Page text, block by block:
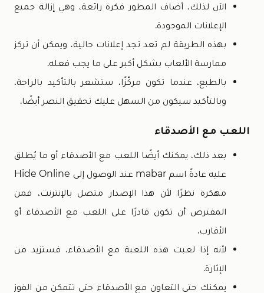
الآن لذلك، أضاف المطور فكرة رائعة، وهي إزالة جميع
الإعلانات الموجودة.
بهذه الطريقة لم تعد تجد إعلانات حالية، ويمكن أن تركز
ممارسة الألعاب بشكل أكبر على ما يجب فعله.
بالطبع، عندما تكون مركّزًا، ستشعر بالتأكيد بالراحة،
وبالتأكيد سيكون من السهل عليك تحقيق النصر أيضًا.
اللعب مع الأصدقاء
بعد ذلك، يمكنك أيضًا اللعب مع الأصدقاء أو ما يُطلق
عليه عادةً اسم mabar عند الوصول إلى Hide Online
مهكرة نظرًا لأن هذا الإصدار متصل بالإنترنت، فمن
المفترض أن تكون قادرًا على اللعب مع الأصدقاء أو
الأقارب.
لأنه إذا لعبت هذه اللعبة مع الأصدقاء، فستزيد من
الإثارة.
يمكنك حتى التعاون مع الأصدقاء حتى تتمكن من الفوز